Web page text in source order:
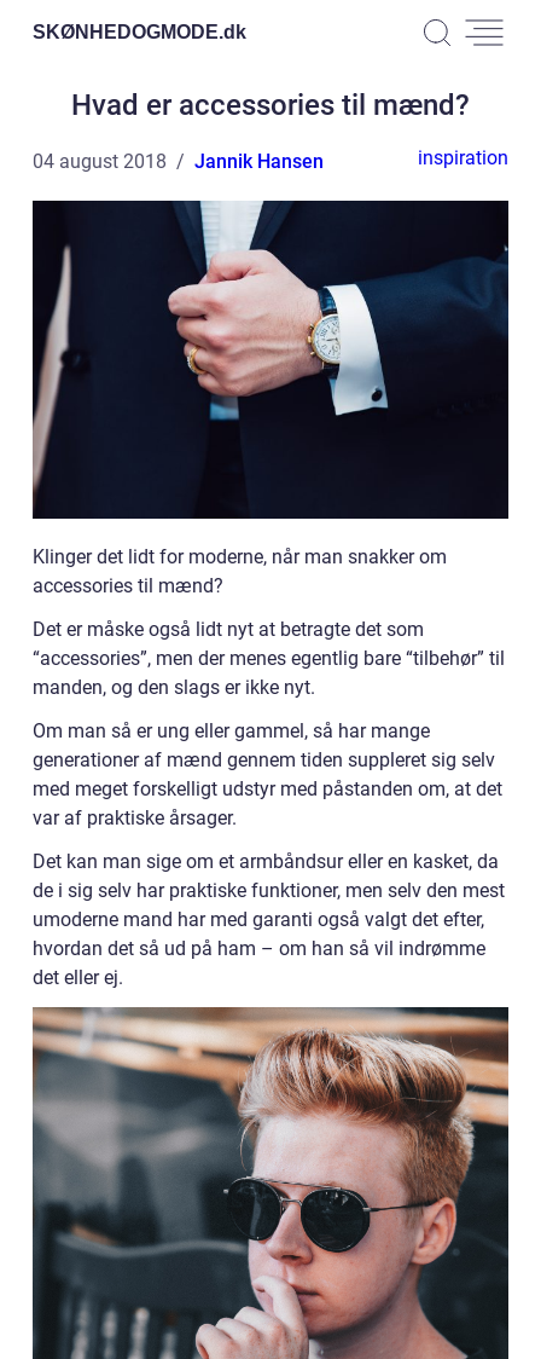
SKØNHEDOGMODE.dk
Hvad er accessories til mænd?
04 august 2018 Jannik Hansen inspiration
Klinger det lidt for moderne, når man snakker om
accessories til mænd?
Det er måske også lidt nyt at betragte det som
“accessories”, men der menes egentlig bare “tilbehør” til
manden, og den slags er ikke nyt.
Om man så er ung eller gammel, så har mange
generationer af mænd gennem tiden suppleret sig selv
med meget forskelligt udstyr med påstanden om, at det
var af praktiske årsager.
Det kan man sige om et armbåndsur eller en kasket, da
de i sig selv har praktiske funktioner, men selv den mest
umoderne mand har med garanti også valgt det efter,
hvordan det så ud på ham – om han så vil indrømme
det eller ej.